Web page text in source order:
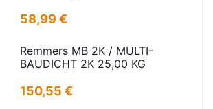
58,99 €
Remmers MB 2K / MULTI-
BAUDICHT 2K 25,00 KG
150,55 €